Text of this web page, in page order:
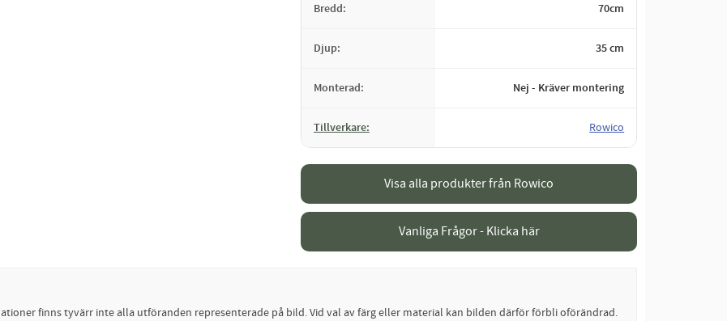
Bredd 70cm
Djup 35 cm
Monterad Nej - Kräver montering
Tillverkare Rowico
Visa alla produkter från Rowico
Vanliga Frågor - Klicka här
finns tyvärr inte alla utföranden representerade på bild. Vid val av färg eller material kan bilden därför förbli oförändrad.